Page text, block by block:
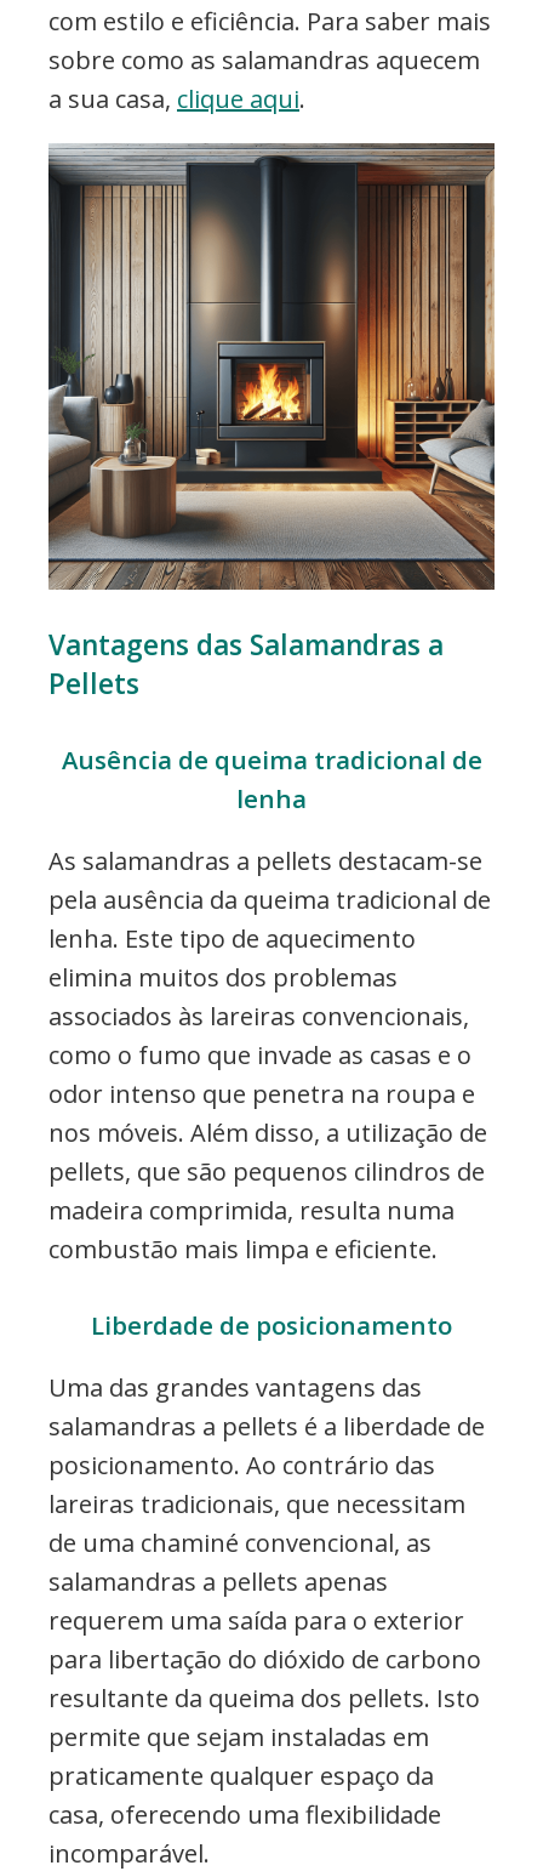
com estilo e eficiência. Para saber mais
sobre como as salamandras aquecem
a sua casa, clique aqui.
Vantagens das Salamandras a
Pellets
Ausência de queima tradicional de
lenha
As salamandras a pellets destacam-se
pela ausência da queima tradicional de
lenha. Este tipo de aquecimento
elimina muitos dos problemas
associados às lareiras convencionais,
como o fumo que invade as casas e o
odor intenso que penetra na roupa e
nos móveis. Além disso, a utilização de
pellets, que são pequenos cilindros de
madeira comprimida, resulta numa
combustão mais limpa e eficiente.
Liberdade de posicionamento
Uma das grandes vantagens das
salamandras a pellets é a liberdade de
posicionamento. Ao contrário das
lareiras tradicionais, que necessitam
de uma chaminé convencional, as
salamandras a pellets apenas
requerem uma saída para o exterior
para libertação do dióxido de carbono
resultante da queima dos pellets. Isto
permite que sejam instaladas em
praticamente qualquer espaço da
casa, oferecendo uma flexibilidade
incomparável.